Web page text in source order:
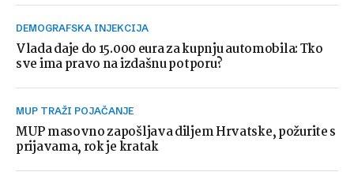
DEMOGRAFSKA INJEKCIJA
Vlada daje do 15.000 eura za kupnju automobila: Tko
sve ima pravo na izdašnu potporu?
MUP TRAŽI POJAČANJE
MUP masovno zapošljava diljem Hrvatske, požurite s
prijavama, rok je kratak